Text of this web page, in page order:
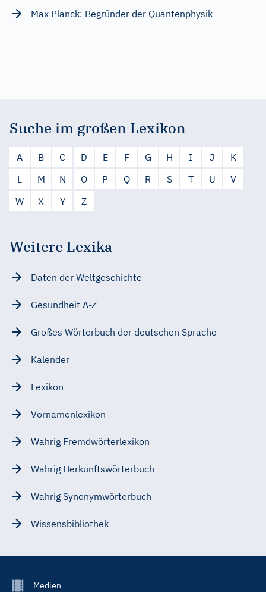
Max Planck: Begründer der Quantenphysik
Suche im großen Lexikon
A B C D E F G H I J
K
L
M N O P Q R S T U
V
W
X Y Z
Weitere Lexika
Daten der Weltgeschichte
Gesundheit A-Z
Großes Wörterbuch der deutschen Sprache
Kalender
Lexikon
Vornamenlexikon
Wahrig Fremdwörterlexikon
Wahrig Herkunftswörterbuch
Wahrig Synonymwörterbuch
Wissensbibliothek
FooterMedien